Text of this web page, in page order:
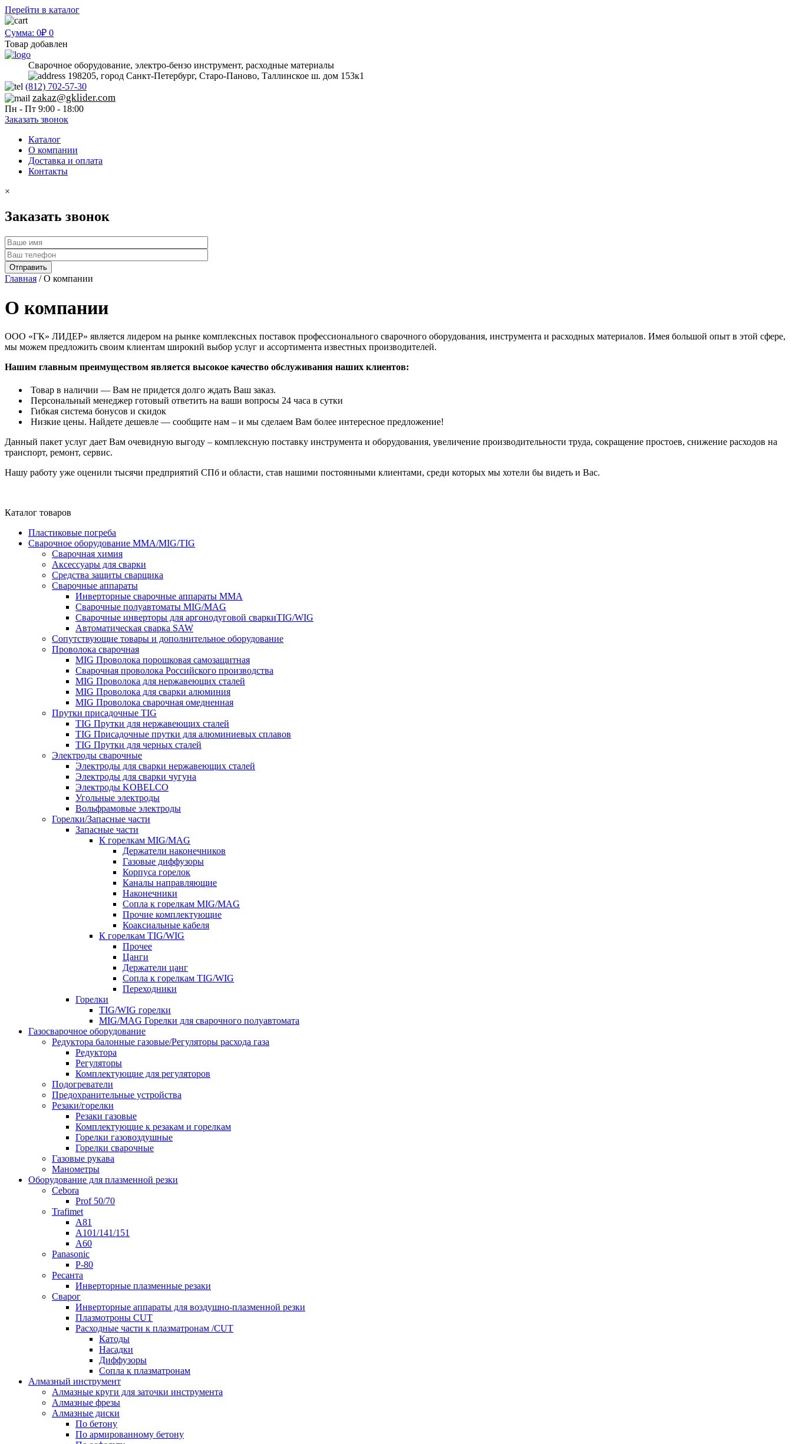
Перейти в каталог
Сумма: 0₽ 0
Товар добавлен
Сварочное оборудование, электро-бензо инструмент, расходные материалы
198205, город Санкт-Петербург, Старо-Паново, Таллинское ш. дом 153к1
(812) 702-57-30
zakaz@gklider.com
Пн - Пт 9:00 - 18:00
Заказать звонок
Каталог
О компании
Доставка и оплата
Контакты
×
Заказать звонок
Главная / О компании
О компании
ООО «ГК» ЛИДЕР» является лидером на рынке комплексных поставок профессионального сварочного оборудования, инструмента и расходных материалов. Имея большой опыт в этой сфере,
мы можем предложить своим клиентам широкий выбор услуг и ассортимента известных производителей.
Нашим главным преимуществом является высокое качество обслуживания наших клиентов:
Товар в наличии — Вам не придется долго ждать Ваш заказ.
Персональный менеджер готовый ответить на ваши вопросы 24 часа в сутки
Гибкая система бонусов и скидок
Низкие цены. Найдете дешевле — сообщите нам – и мы сделаем Вам более интересное предложение!
Данный пакет услуг дает Вам очевидную выгоду – комплексную поставку инструмента и оборудования, увеличение производительности труда, сокращение простоев, снижение расходов на
транспорт, ремонт, сервис.
Нашу работу уже оценили тысячи предприятий СПб и области, став нашими постоянными клиентами, среди которых мы хотели бы видеть и Вас.
Каталог товаров
Пластиковые погреба
Сварочное оборудование MMA/MIG/TIG
Сварочная химия
Аксессуары для сварки
Средства защиты сварщика
Сварочные аппараты
Инверторные сварочные аппараты MMA
Сварочные полуавтоматы MIG/MAG
Сварочные инверторы для аргонодуговой сваркиTIG/WIG
Автоматическая сварка SAW
Сопутствующие товары и дополнительное оборудование
Проволока сварочная
MIG Проволока порошковая самозащитная
Сварочная проволока Российского производства
MIG Проволока для нержавеющих сталей
MIG Проволока для сварки алюминия
MIG Проволока сварочная омедненная
Прутки присадочные TIG
TIG Прутки для нержавеющих сталей
TIG Присадочные прутки для алюминиевых сплавов
TIG Прутки для черных сталей
Электроды сварочные
Электроды для сварки нержавеющих сталей
Электроды для сварки чугуна
Электроды KOBELCO
Угольные электроды
Вольфрамовые электроды
Горелки/Запасные части
Запасные части
К горелкам MIG/MAG
Держатели наконечников
Газовые диффузоры
Корпуса горелок
Каналы направляющие
Наконечники
Сопла к горелкам MIG/MAG
Прочие комплектующие
Коаксиальные кабеля
К горелкам TIG/WIG
Прочее
Цанги
Держатели цанг
Сопла к горелкам TIG/WIG
Переходники
Горелки
TIG/WIG горелки
MIG/MAG Горелки для сварочного полуавтомата
Газосварочное оборудование
Редуктора балонные газовые/Регуляторы расхода газа
Редуктора
Регуляторы
Комплектующие для регуляторов
Подогреватели
Предохранительные устройства
Резаки/горелки
Резаки газовые
Комплектующие к резакам и горелкам
Горелки газовоздушные
Горелки сварочные
Газовые рукава
Манометры
Оборудование для плазменной резки
Cebora
Prof 50/70
Trafimet
A81
A101/141/151
A60
Panasonic
P-80
Ресанта
Инверторные плазменные резаки
Сварог
Инверторные аппараты для воздушно-плазменной резки
Плазмотроны CUT
Расходные части к плазматронам /CUT
Катоды
Насадки
Диффузоры
Сопла к плазматронам
Алмазный инструмент
Алмазные круги для заточки инструмента
Алмазные фрезы
Алмазные диски
По бетону
По армированному бетону